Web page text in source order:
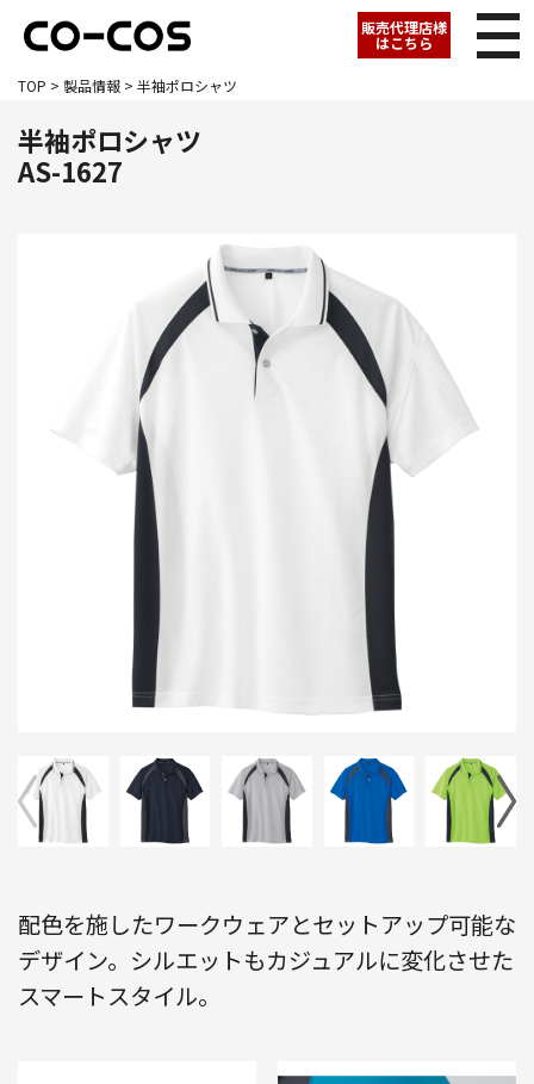
販売代理店様
はこちら
TOP > 製品情報 > 半袖ポロシャツ
半袖ポロシャツ
AS-1627
配色を施したワークウェアとセットアップ可能な
デザイン。シルエットもカジュアルに変化させた
スマートスタイル。